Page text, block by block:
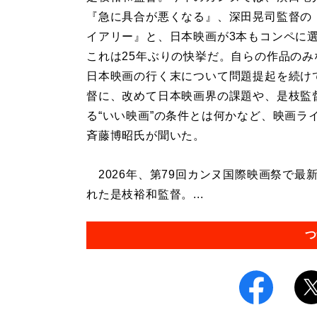
『急に具合が悪くなる』、深田晃司監督の
イアリー』と、日本映画が3本もコンペに
これは25年ぶりの快挙だ。自らの作品の
日本映画の行く末について問題提起を続け
督に、改めて日本映画界の課題や、是枝監
る“いい映画”の条件とは何かなど、映画ラ
斉藤博昭氏が聞いた。
2026年、第79回カンヌ国際映画祭で最
れた是枝裕和監督。...